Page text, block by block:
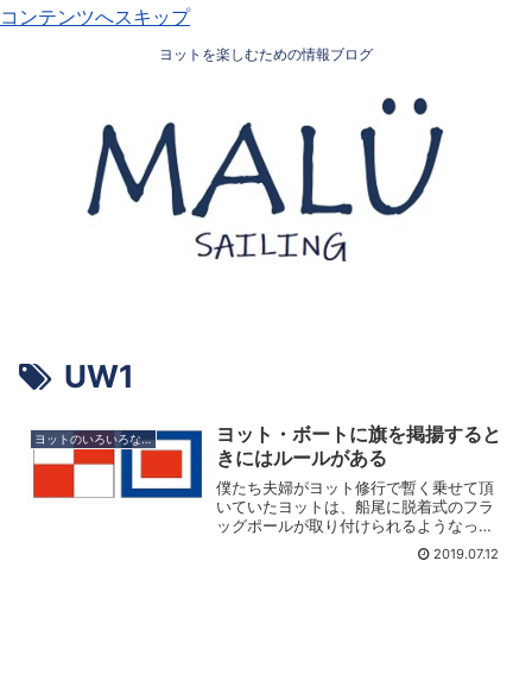
コンテンツへスキップ
ヨットを楽しむための情報ブログ
UW1
ヨットのいろいろな楽しみ方
ヨット・ボートに旗を掲揚すると
きにはルールがある
僕たち夫婦がヨット修行で暫く乗せて頂
いていたヨットは、船尾に脱着式のフラ
ッグポールが取り付けられるようなって
いて、そこに毎回出港準備の時には、コ
ックピットロッカーから旗を出して掲揚
2019.07.12